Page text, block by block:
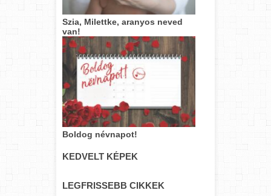
Szia, Milettke, aranyos neved
van!
Boldog névnapot!
KEDVELT KÉPEK
LEGFRISSEBB CIKKEK